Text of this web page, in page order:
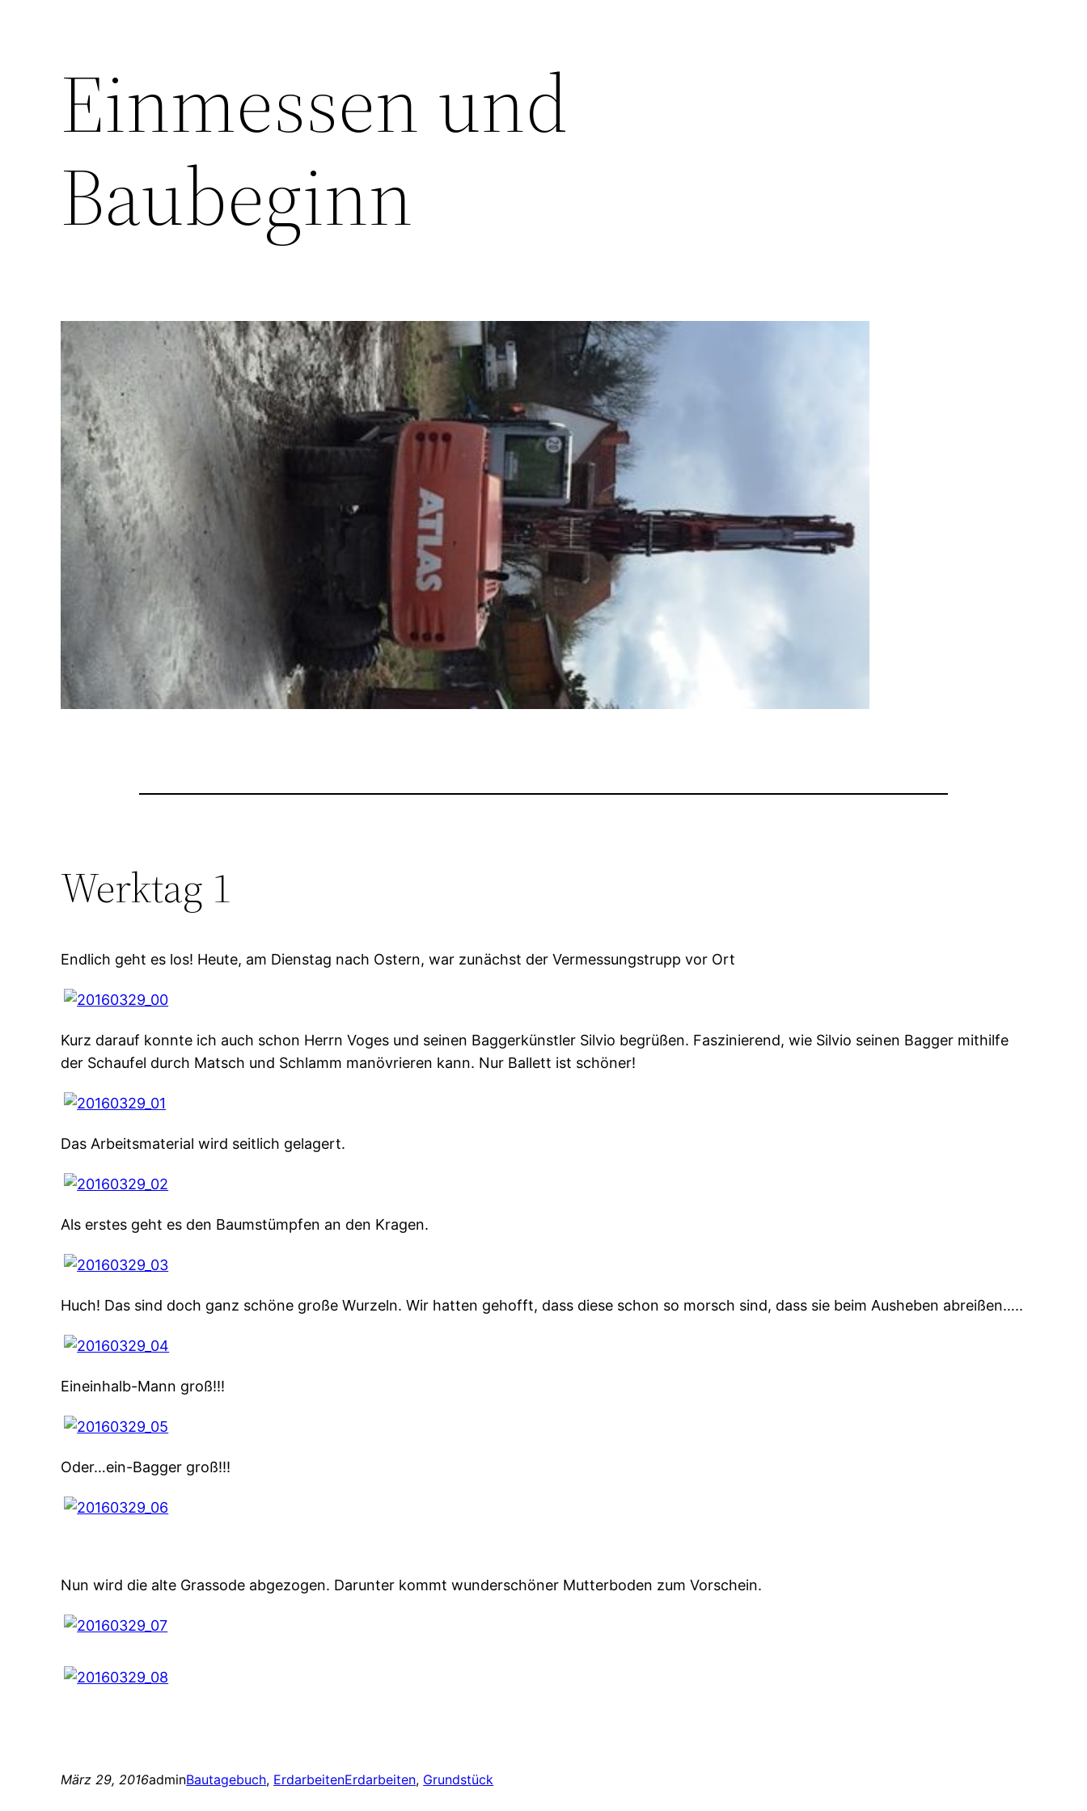
Einmessen und
Baubeginn
Werktag 1
Endlich geht es los! Heute, am Dienstag nach Ostern, war zunächst der Vermessungstrupp vor Ort
Kurz darauf konnte ich auch schon Herrn Voges und seinen Baggerkünstler Silvio begrüßen. Faszinierend, wie Silvio seinen Bagger mithilfe
der Schaufel durch Matsch und Schlamm manövrieren kann. Nur Ballett ist schöner!
Das Arbeitsmaterial wird seitlich gelagert.
Als erstes geht es den Baumstümpfen an den Kragen.
Huch! Das sind doch ganz schöne große Wurzeln. Wir hatten gehofft, dass diese schon so morsch sind, dass sie beim Ausheben abreißen…..
Eineinhalb-Mann groß!!!
Oder…ein-Bagger groß!!!
Nun wird die alte Grassode abgezogen. Darunter kommt wunderschöner Mutterboden zum Vorschein.
März 29, 2016adminBautagebuch, ErdarbeitenErdarbeiten, Grundstück